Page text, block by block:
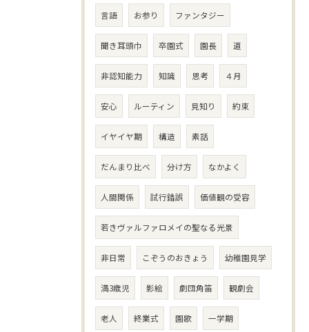
言語 お参り ファンタジー
聞き耳頭巾 卒園式 園長 道
非認知能力 知識 思考 ４月
安心 ルーティン 見知り 約束
イヤイヤ期 構造 素話
だんまり比べ 分け方 なかよく
人間関係 試行錯誤 価値観の受容
若きヴァルファロメイの聖なる光景
非日常 こぞうのおきょう 幼稚園見学
満3歳児 影絵 劇団角笛 観劇会
老人 終業式 園歌 一学期